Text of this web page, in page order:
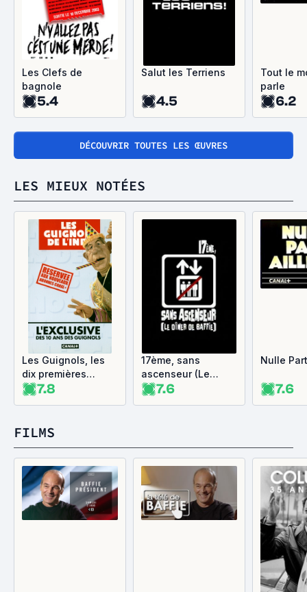
Les Clefs de
bagnole
5.4
Salut les Terriens
4.5
Tout le
parle
6.2
DÉCOUVRIR TOUTES LES ŒUVRES
LES MIEUX NOTÉES
Les Guignols, les
dix premières
années
7.8
17ème, sans
ascenseur (Le
Dîner de Baffie)
7.6
Nulle
7.6
FILMS